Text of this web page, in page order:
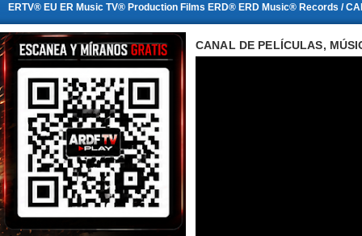
ERTV® EU ER Music TV® Production Films ERD® ERD Music® Records /
CANAL DE PELÍCULAS,